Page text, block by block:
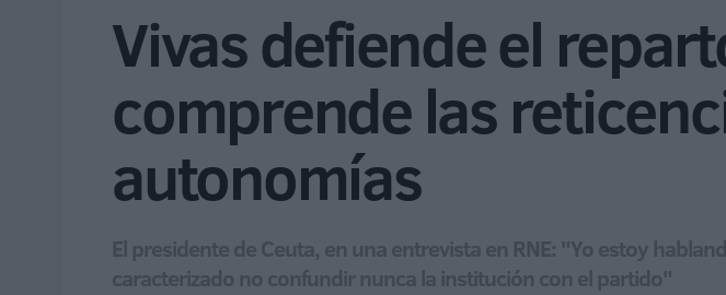
Vivas defiende el
comprende las
autonomías
El presidente de Ceuta, en una entrevista en RNE: "Yo estoy
caracterizado no confundir nunca la institución con el partido"